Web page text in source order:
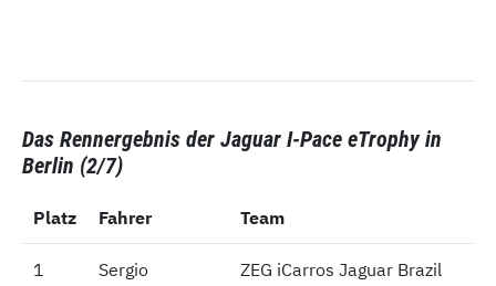
Das Rennergebnis der Jaguar I-Pace eTrophy in
Berlin (2/7)
Platz Fahrer Team
1
Sergio
ZEG iCarros Jaguar Brazil
Platz
1